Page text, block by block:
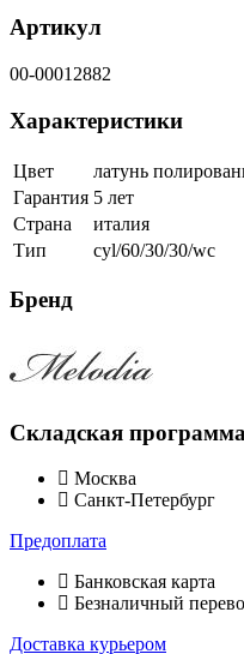
Артикул
00-00012882
Характеристики
Цвет
латунь
Гарантия 5 лет
Страна
италия
Тип
cyl/60/30/30/wc
Бренд
Складская программа
Москва
Санкт-Петербург
Предоплата
Банковская карта
Безналичный
Доставка курьером